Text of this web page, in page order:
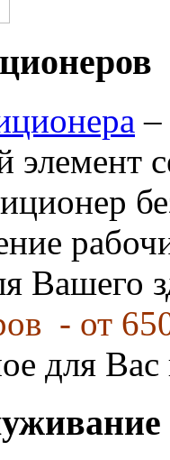
–
элемент
Вашего
- от
для Вас